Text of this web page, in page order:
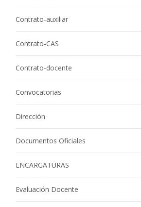
Contrato-auxiliar
Contrato-CAS
Contrato-docente
Convocatorias
Dirección
Documentos Oficiales
ENCARGATURAS
Evaluación Docente